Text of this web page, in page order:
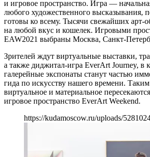
и игровое пространство. Игра —
любого художественного высказывания,
готовы ко всему. Тысячи свежайших арт-
на любой вкус и кошелек. Игровыми
EAW2021 выбраны Москва, Санкт-
Зрителей ждут виртуальные выставки,
а также диджитал-игра EverArt Journey, в
галерейные экспонаты станут частью
гида по искусству нашего времени.
виртуальное и материальное
игровое пространство EverArt Weekend.
https://kudamoscow.ru/uploads/